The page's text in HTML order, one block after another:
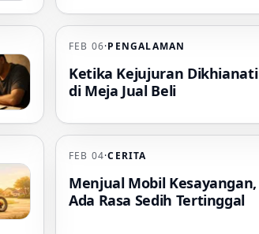
FEB 06·PENGALAMAN
Ketika Kejujuran Dikhianati
di Meja Jual Beli
FEB 04·CERITA
Menjual Mobil Kesayangan,
Ada Rasa Sedih Tertinggal